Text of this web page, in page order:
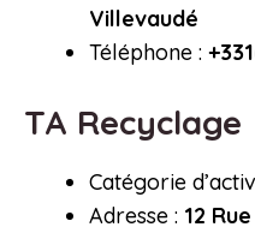
Villevaudé
Téléphone :
TA Recyclage
Catégorie
Adresse : 12